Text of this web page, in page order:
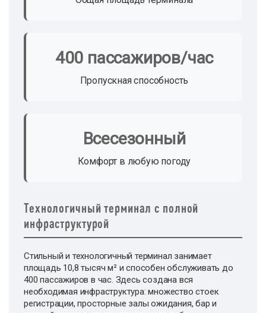
400 пассажиров/час
Пропускная способность
Всесезонный
Комфорт в любую погоду
Технологичный терминал с полной
инфраструктурой
Стильный и технологичный терминал занимает
площадь 10,8 тысяч м² и способен обслуживать до
400 пассажиров в час. Здесь создана вся
необходимая инфраструктура: множество стоек
регистрации, просторные залы ожидания, бар и